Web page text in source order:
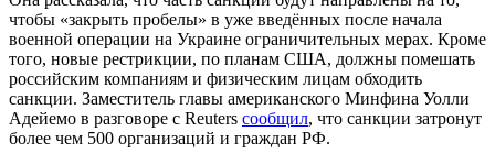
чтобы «закрыть пробелы» в уже введённых после начала
военной операции на Украине ограничительных мерах. Кроме
того, новые рестрикции, по планам США, должны помешать
российским компаниям и физическим лицам обходить
санкции. Заместитель главы американского Минфина Уолли
Адейемо в разговоре с Reuters сообщил, что санкции затронут
более чем 500 организаций и граждан РФ.